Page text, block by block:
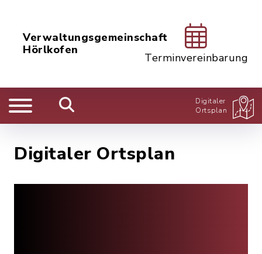
Verwaltungsgemeinschaft
Hörlkofen
Terminvereinbarung
Digitaler
Ortsplan
Digitaler Ortsplan